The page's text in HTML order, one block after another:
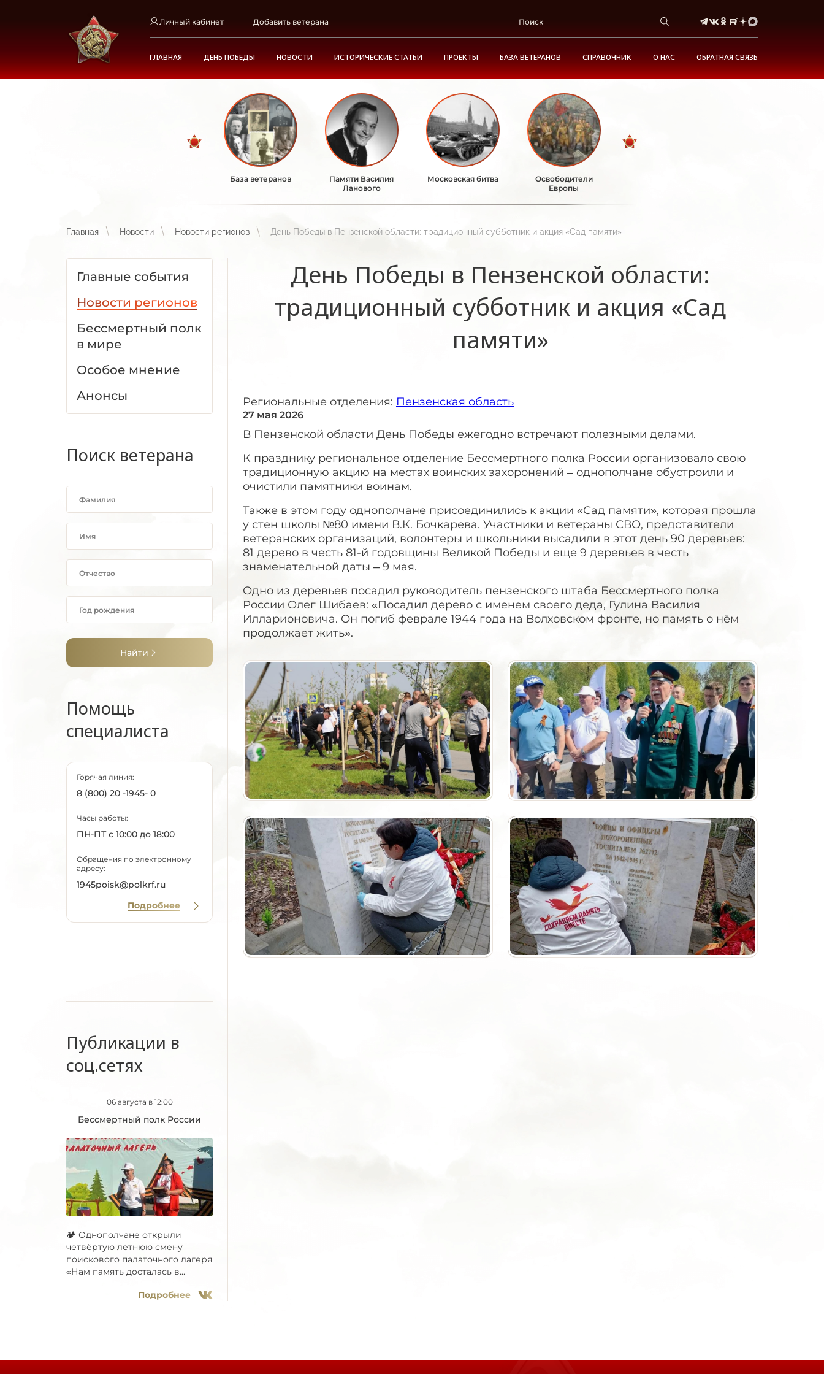
Личный кабинет Добавить ветерана Поиск
ГЛАВНАЯ ДЕНЬ ПОБЕДЫ НОВОСТИ ИСТОРИЧЕСКИЕ СТАТЬИ ПРОЕКТЫ БАЗА ВЕТЕРАНОВ СПРАВОЧНИК О НАС ОБРАТНАЯ СВЯЗЬ
База ветеранов
Памяти Василия
Ланового
Московская битва
Освободители
Европы
Главная Новости Новости регионов День Победы в Пензенской области: традиционный субботник и акция «Сад памяти»
Главные события
Новости регионов
Бессмертный полк
в мире
Особое мнение
Анонсы
Поиск ветерана
Найти
Помощь
специалиста
Горячая линия:
8 (800) 20 -1945- 0
Часы работы:
ПН-ПТ с 10:00 до 18:00
Обращения по электронному
адресу:
1945poisk@polkrf.ru
Подробнее
Публикации в
соц.сетях
06 августа в 12:00
Бессмертный полк России
🏕 Однополчане открыли
четвёртую летнюю смену
поискового палаточного лагеря
«Нам память досталась в...
Подробнее
День Победы в Пензенской области:
традиционный субботник и акция «Сад
памяти»
Региональные отделения: Пензенская область
27 мая 2026
В Пензенской области День Победы ежегодно встречают полезными делами.
К празднику региональное отделение Бессмертного полка России организовало свою
традиционную акцию на местах воинских захоронений – однополчане обустроили и
очистили памятники воинам.
Также в этом году однополчане присоединились к акции «Сад памяти», которая прошла
у стен школы №80 имени В.К. Бочкарева. Участники и ветераны СВО, представители
ветеранских организаций, волонтеры и школьники высадили в этот день 90 деревьев:
81 дерево в честь 81-й годовщины Великой Победы и еще 9 деревьев в честь
знаменательной даты – 9 мая.
Одно из деревьев посадил руководитель пензенского штаба Бессмертного полка
России Олег Шибаев: «Посадил дерево с именем своего деда, Гулина Василия
Илларионовича. Он погиб феврале 1944 года на Волховском фронте, но память о нём
продолжает жить».